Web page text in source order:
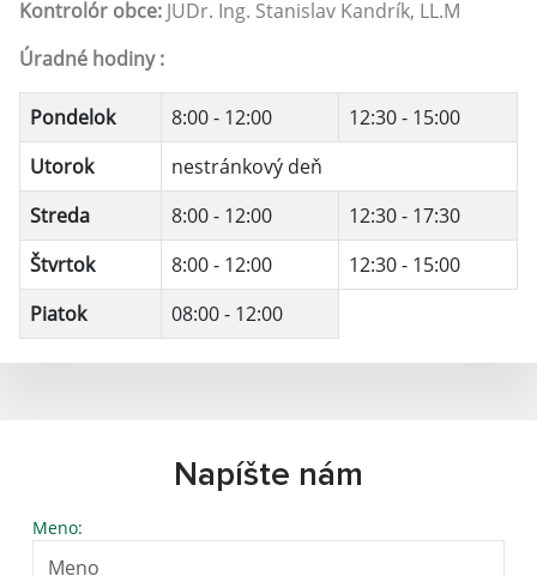
Kontrolór obce: JUDr. Ing. Stanislav Kandrík, LL.M
Úradné hodiny :
Pondelok 8:00 - 12:00
12:30 - 15:00
Utorok
nestránkový deň
Streda
8:00 - 12:00
12:30 - 17:30
Štvrtok
8:00 - 12:00
12:30 - 15:00
Piatok
08:00 - 12:00
Napíšte nám
Meno: